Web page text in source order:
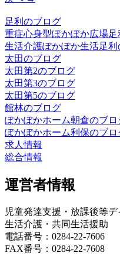
足利のブログ
重症心身型ぽかぽか広場
生活介護ぽかぽか生活足利
太田のブログ
太田第2のブログ
太田第3のブログ
太田第5のブログ
館林のブログ
ぽかぽかホーム朝倉のブロ
ぽかぽかホーム利保のブロ
求人情報
総合情報
運営者情報
児童発達支援・放課後等デ
生活介護・共同生活援助
電話番号：0284-22-7606
FAX番号：0284-22-7608